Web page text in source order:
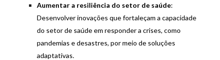
Aumentar a resiliência do setor de saúde:
Desenvolver inovações que fortaleçam a capacidade
do setor de saúde em responder a crises, como
pandemias e desastres, por meio de soluções
adaptativas.